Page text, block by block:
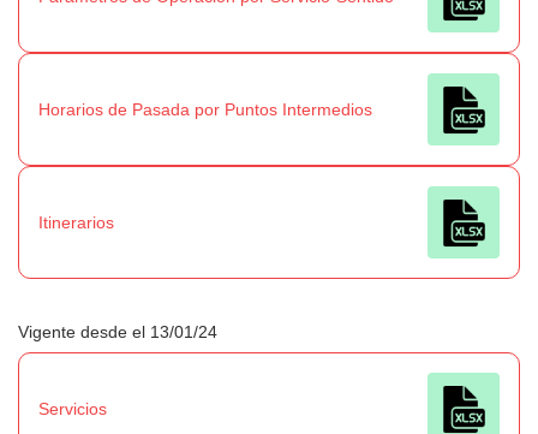
Horarios de Pasada por Puntos Intermedios
Itinerarios
Vigente desde el 13/01/24
Servicios